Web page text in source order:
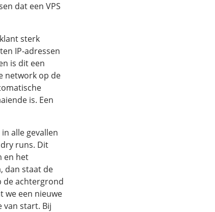
dat een VPS
sterk
IP-adressen
is dit een
network op de
is. Een
alle gevallen
runs. Dit
en het
dan staat de
de achtergrond
we een nieuwe
van start. Bij